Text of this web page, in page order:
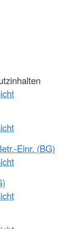
Einr. (BG)